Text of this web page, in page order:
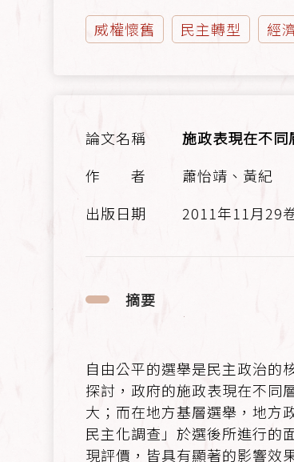
威權懷舊 民主轉型 經
施政表現在不
蕭怡靖、黃紀
2011年11月29
摘要
自由公平的選舉是民主政治的
探討，政府的施政表現在不同
大；而在地方基層選舉，地方
民主化調查」於選後所進行的
現評價，皆具有顯著的影響效